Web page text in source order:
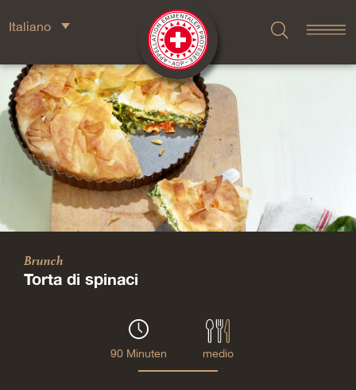
Italiano
Brunch
Torta di spinaci
90 Minuten medio